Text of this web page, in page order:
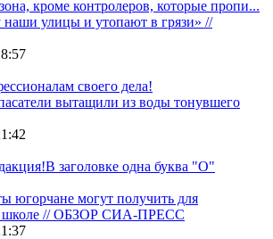
кроме контролеров, которые пропи...
наши улицы и утопают в грязи» //
своего дела!
вытащили из воды тонувшего
заголовке одна буква "О"
югорчане могут получить для
школе // ОБЗОР СИА-ПРЕСС